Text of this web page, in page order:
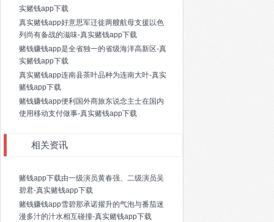
实赌钱app下载
真实赌钱app好意思军迁徙两艘航母支援以色
列尚有备战的滋味-真实赌钱app下载
赌钱赚钱app是全省独一的省级海洋高新区-真
实赌钱app下载
真实赌钱app连南县茶叶品种为连南大叶-真实
赌钱app下载
赌钱赚钱app便利国外商旅东说念主士在国内
使用移动支付做事-真实赌钱app下载
相关资讯
赌钱app下载由一级演员黄春强、二级演员吴
碧君-真实赌钱app下载
赌钱赚钱app雪碧那承诺擢升的气泡与番茄迷
漫多汁的汁水相互碰撞-真实赌钱app下载